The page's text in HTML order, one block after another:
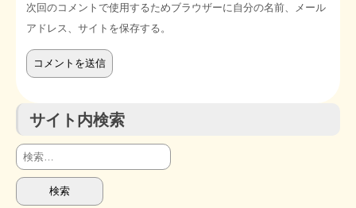
次回のコメントで使用するためブラウザーに自分の名前、メール
アドレス、サイトを保存する。
サイト内検索
検
索: